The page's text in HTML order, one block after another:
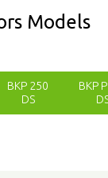
Models
BKP 250
DS
BKP